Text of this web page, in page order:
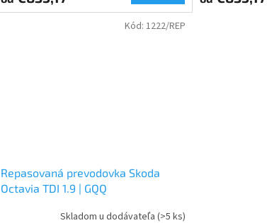
Repasovaná prevodovka Skoda
Octavia TDI 1.9 | GQQ
Skladom u dodávateľa (>5 ks)
Kód: 1222/REP